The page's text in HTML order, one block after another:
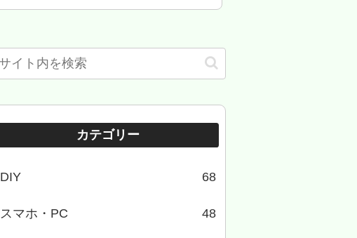
カテゴリー
DIY 68
スマホ・PC 48